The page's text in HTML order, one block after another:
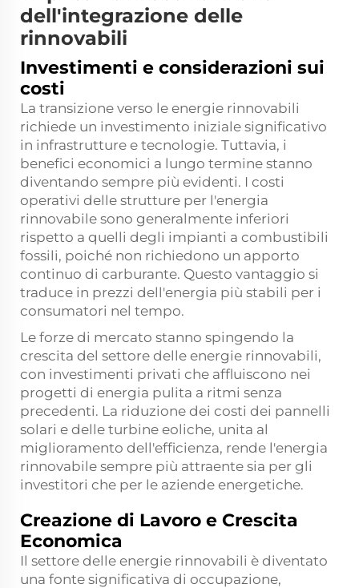
dell'integrazione delle
rinnovabili
Investimenti e considerazioni sui
costi
La transizione verso le energie rinnovabili
richiede un investimento iniziale significativo
in infrastrutture e tecnologie. Tuttavia, i
benefici economici a lungo termine stanno
diventando sempre più evidenti. I costi
operativi delle strutture per l'energia
rinnovabile sono generalmente inferiori
rispetto a quelli degli impianti a combustibili
fossili, poiché non richiedono un apporto
continuo di carburante. Questo vantaggio si
traduce in prezzi dell'energia più stabili per i
consumatori nel tempo.
Le forze di mercato stanno spingendo la
crescita del settore delle energie rinnovabili,
con investimenti privati che affluiscono nei
progetti di energia pulita a ritmi senza
precedenti. La riduzione dei costi dei pannelli
solari e delle turbine eoliche, unita al
miglioramento dell'efficienza, rende l'energia
rinnovabile sempre più attraente sia per gli
investitori che per le aziende energetiche.
Creazione di Lavoro e Crescita
Economica
Il settore delle energie rinnovabili è diventato
una fonte significativa di occupazione,